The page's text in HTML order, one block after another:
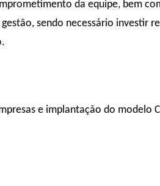
da equipe, bem
sendo necessário investir
e implantação do modelo